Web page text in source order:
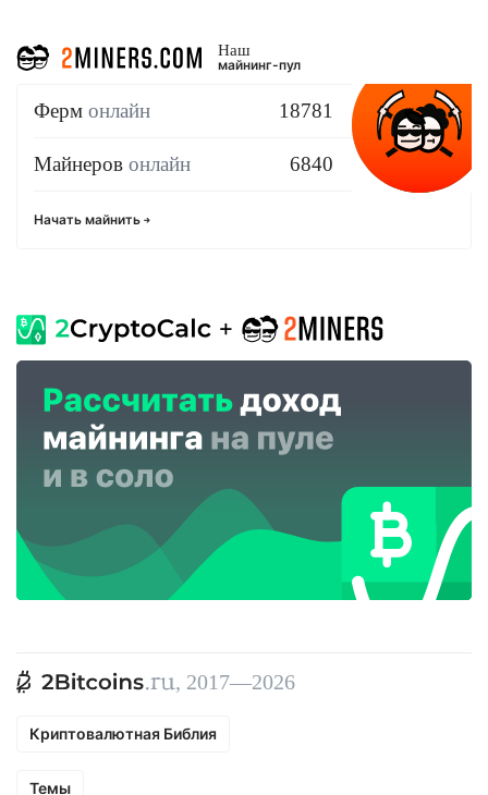
Наш
майнинг-пул
Ферм онлайн 18781
Майнеров онлайн 6840
Начать майнить
, 2017—2026
Криптовалютная Библия
Темы